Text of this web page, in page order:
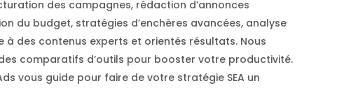
des campagnes, rédaction d’annonces
du budget, stratégies d’enchères avancées, analyse
des contenus experts et orientés résultats. Nous
comparatifs d’outils pour booster votre productivité.
vous guide pour faire de votre stratégie SEA un